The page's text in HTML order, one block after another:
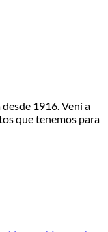
1916. Vení a
que tenemos para